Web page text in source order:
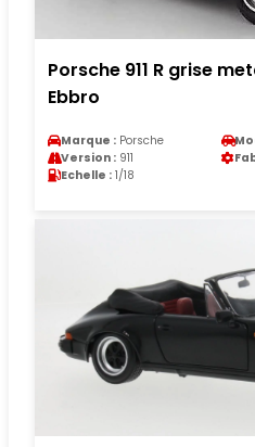
Porsche 911 R grise
Ebbro
Marque : Porsche
Version : 911
Echelle : 1/18